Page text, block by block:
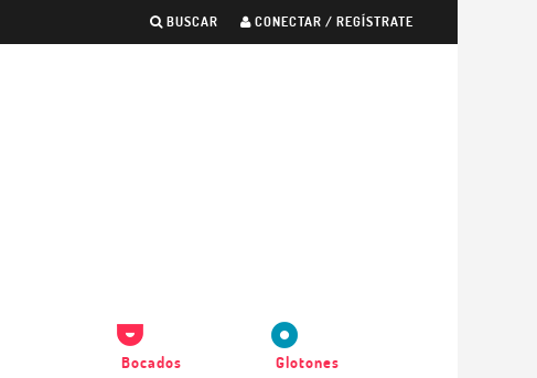
BUSCAR CONECTAR / REGÍSTRATE
Bocados Glotones